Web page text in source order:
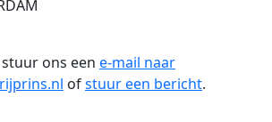
stuur ons een e-mail naar
ofstuur een bericht.